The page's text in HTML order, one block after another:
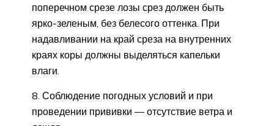
поперечном срезе лозы срез должен быть
ярко-зеленым, без белесого оттенка. При
надавливании на край среза на внутренних
краях коры должны выделяться капельки
влаги.
8. Соблюдение погодных условий и при
проведении прививки — отсутствие ветра и